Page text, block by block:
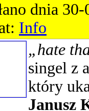
dnia
Info
„hate
singel z
który
Janusz